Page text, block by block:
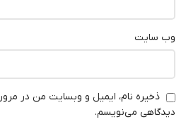
وب‌ سایت
ذخیره نام، ایمیل و وبسایت من در
دیدگاهی می‌نویسم.